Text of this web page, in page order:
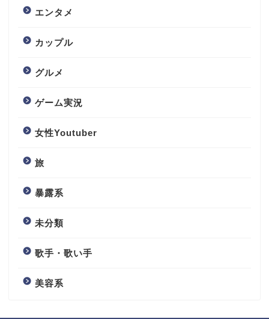
エンタメ
カップル
グルメ
ゲーム実況
女性Youtuber
旅
暴露系
未分類
歌手・歌い手
美容系